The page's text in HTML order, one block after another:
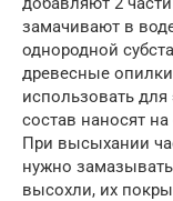
замачивают в
однородной
древесные
использовать
состав наносят
При высыхании
нужно
высохли, их